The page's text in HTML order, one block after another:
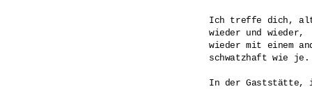
Ich treffe dich,
wieder und wieder,
wieder mit einem
schwatzhaft wie je.
In der Gaststätte,